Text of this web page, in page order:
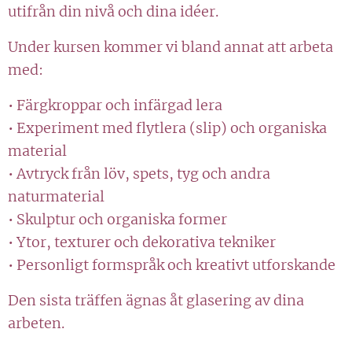
utifrån din nivå och dina idéer.
Under kursen kommer vi bland annat att arbeta
med:
• Färgkroppar och infärgad lera
• Experiment med flytlera (slip) och organiska
material
• Avtryck från löv, spets, tyg och andra
naturmaterial
• Skulptur och organiska former
• Ytor, texturer och dekorativa tekniker
• Personligt formspråk och kreativt utforskande
Den sista träffen ägnas åt glasering av dina
arbeten.